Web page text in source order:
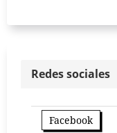
Redes sociales
Facebook